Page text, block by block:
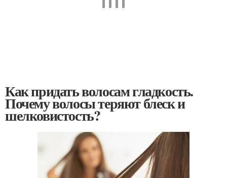
Как придать волосам гладкость.
Почему волосы теряют блеск и
шелковистость?